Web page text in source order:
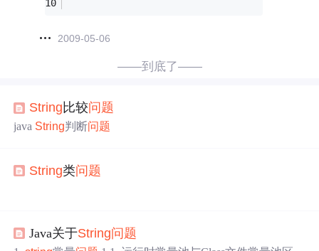
2009-05-06
——到底了——
String 比较问题
java String判断问题
String类问题
Java关于String问题